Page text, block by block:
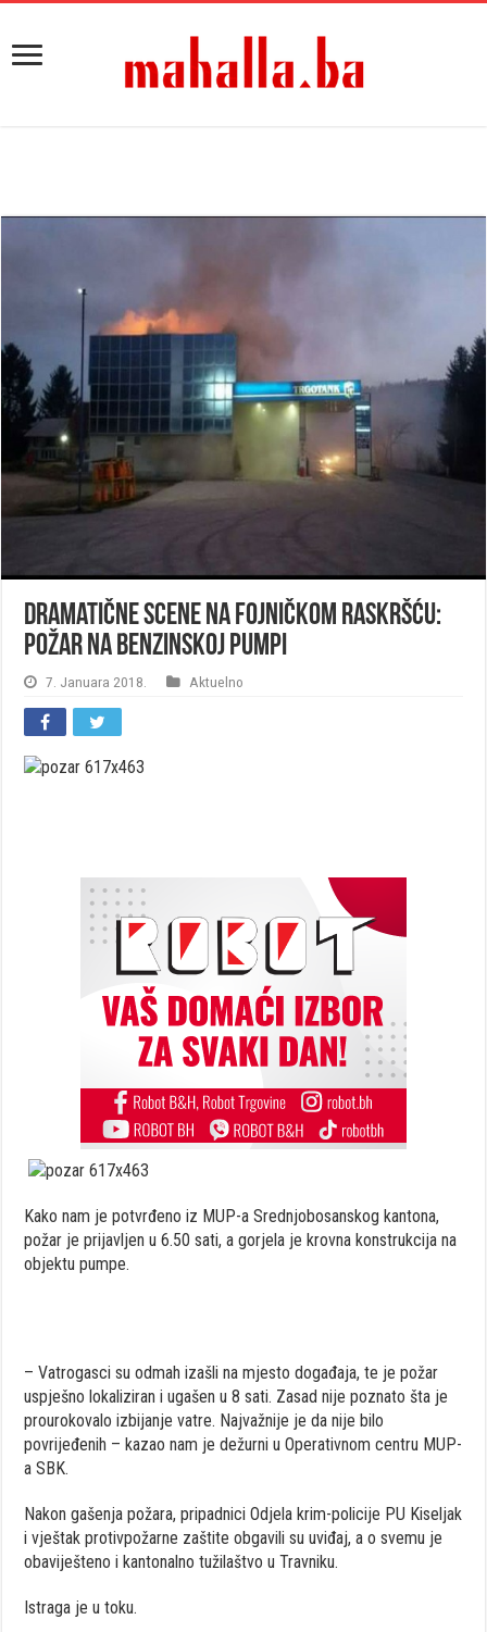
Dramatične scene na Fojničkom raskršću:
Požar na benzinskoj pumpi
7. Januara 2018. Aktuelno
Kako nam je potvrđeno iz MUP-a Srednjobosanskog kantona,
požar je prijavljen u 6.50 sati, a gorjela je krovna konstrukcija na
objektu pumpe.
– Vatrogasci su odmah izašli na mjesto događaja, te je požar
uspješno lokaliziran i ugašen u 8 sati. Zasad nije poznato šta je
prourokovalo izbijanje vatre. Najvažnije je da nije bilo
povrijeđenih – kazao nam je dežurni u Operativnom centru MUP-
a SBK.
Nakon gašenja požara, pripadnici Odjela krim-policije PU Kiseljak
i vještak protivpožarne zaštite obgavili su uviđaj, a o svemu je
obaviješteno i kantonalno tužilaštvo u Travniku.
Istraga je u toku.